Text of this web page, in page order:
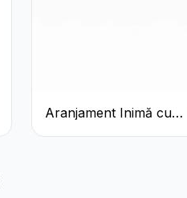
Aranjament Inimă cu
Trandafiri Roșii și